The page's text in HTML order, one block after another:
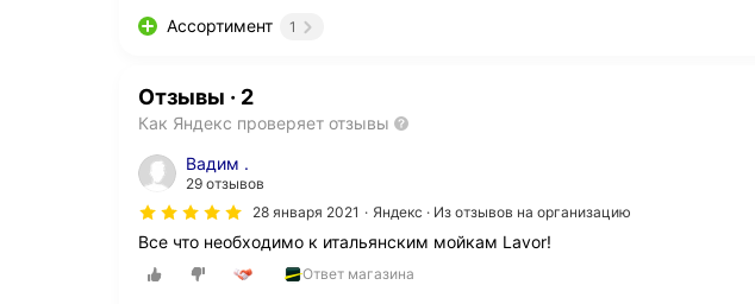
Ассортимент 1
Отзывы · 2
Как Яндекс проверяет отзывы
Вадим .
29 отзывов
28 января 2021
Яндекс · Из отзывов на организацию
Все что необходимо к итальянским мойкам Lavor!
Ответ магазина